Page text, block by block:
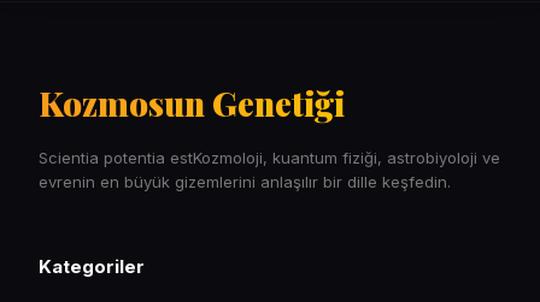
Kozmosun Genetiği
Scientia potentia estKozmoloji, kuantum fiziği, astrobiyoloji ve
evrenin en büyük gizemlerini anlaşılır bir dille keşfedin.
Kategoriler